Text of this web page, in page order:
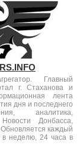
Главный
г. Стаханова и
лента
дня и последнего
аналитика,
Донбасса,
каждый
в неделю, 24 часа в